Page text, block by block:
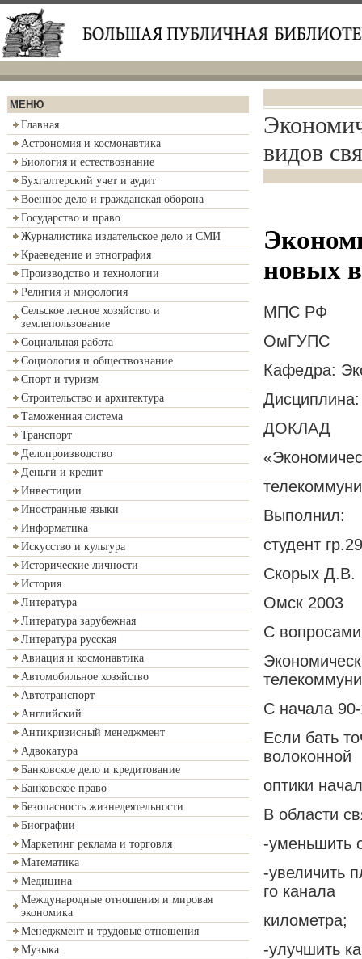
МЕНЮ
Главная
Астрономия и космонавтика
Биология и естествознание
Бухгалтерский учет и аудит
Военное дело и гражданская оборона
Государство и право
Журналистика издательское дело и СМИ
Краеведение и этнография
Производство и технологии
Религия и мифология
Сельское лесное хозяйство и
землепользование
Социальная работа
Социология и обществознание
Спорт и туризм
Строительство и архитектура
Таможенная система
Транспорт
Делопроизводство
Деньги и кредит
Инвестиции
Иностранные языки
Информатика
Искусство и культура
Исторические личности
История
Литература
Литература зарубежная
Литература русская
Авиация и космонавтика
Автомобильное хозяйство
Автотранспорт
Английский
Антикризисный менеджмент
Адвокатура
Банковское дело и кредитование
Банковское право
Безопасность жизнедеятельности
Биографии
Маркетинг реклама и торговля
Математика
Медицина
Международные отношения и мировая
экономика
Менеджмент и трудовые отношения
Музыка
видов
новых
МПС РФ
ОмГУПС
Кафедра:
ДОКЛАД
Выполнил:
студент
Скорых Д.В.
Омск 2003
С
С начала 90-
Если бать
волоконной
оптики
В области
-уменьшить
-увеличить
го канала
километра;
-улучшить